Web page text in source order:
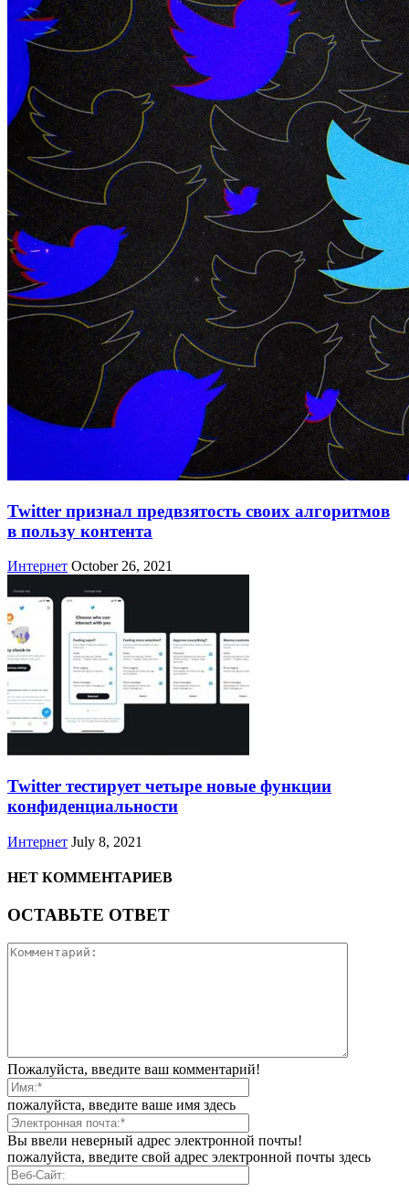
Twitter признал предвзятость своих алгоритмов
в пользу контента
Интернет October 26, 2021
Twitter тестирует четыре новые функции
конфиденциальности
Интернет July 8, 2021
НЕТ КОММЕНТАРИЕВ
ОСТАВЬТЕ ОТВЕТ
Пожалуйста, введите ваш комментарий!
пожалуйста, введите ваше имя здесь
Вы ввели неверный адрес электронной почты!
пожалуйста, введите свой адрес электронной почты здесь